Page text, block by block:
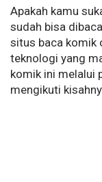
Apakah kamu
sudah bisa
situs baca komik
teknologi yang
komik ini melalui
mengikuti